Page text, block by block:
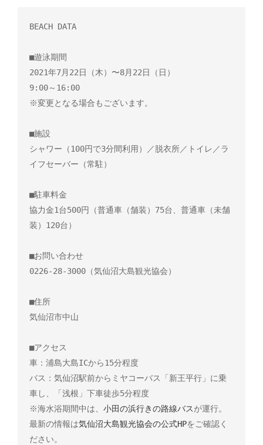
BEACH DATA
■遊泳期間
2021年7月22日（木）〜8月22日（日）
9:00～16:00
※変更となる場合もございます。
■施設
シャワー（100円で3分間利用）／脱衣所／トイレ／ラ
イフセーバー（常駐）
■駐車料金
協力金1台500円（普通車（舗装）75台、普通車（未舗
装）120台）
■お問い合わせ
0226-28-3000（気仙沼大島観光協会）
■住所
気仙沼市中山
■アクセス
車：浦島大島ICから15分程度
バス：気仙沼駅前からミヤコーバス「新王平行」に乗
車し、「浅根」下車徒歩5分程度
※海水浴期間中は、 小田の浜行きの路線バスが運行。
最新の情報は気仙沼大島観光協会の公式HPをご確認く
ださい。